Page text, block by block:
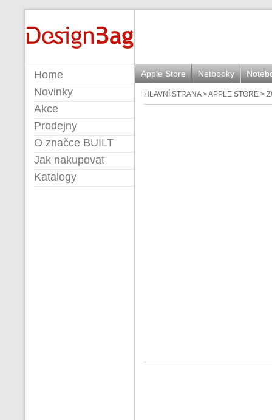
Apple Store Netbooky
HLAVNÍ STRANA>APPLE STORE >
Home
Novinky
Akce
Prodejny
O značce BUILT
Jak nakupovat
Katalogy
BUILT